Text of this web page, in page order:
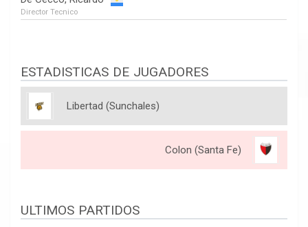
Director Tecnico
ESTADISTICAS DE JUGADORES
Libertad (Sunchales)
Colon (Santa Fe)
ULTIMOS PARTIDOS